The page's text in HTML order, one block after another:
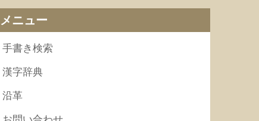
メニュー
手書き検索
漢字辞典
沿革